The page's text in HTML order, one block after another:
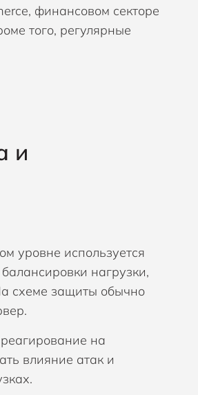
финансовом секторе
того, регулярные
и
уровне используется
нагрузки,
схеме защиты обычно
на
влияние атак и